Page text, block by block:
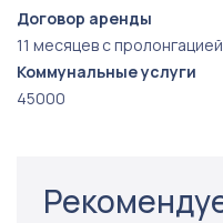
Договор аренды
11 месяцев с пролонгацией
Коммунальные услуги
45000